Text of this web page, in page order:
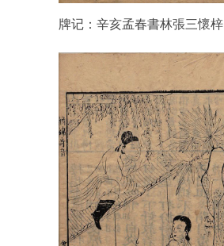
牌记： 辛亥孟春書林張三懷梓